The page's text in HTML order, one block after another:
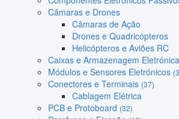
Câmaras e Drones
Câmaras de Ação
Drones e Quadricópteros
Helicópteros e Aviões RC
Caixas e Armazenagem Eletrónica
Módulos e Sensores Eletrónicos
Conectores e Terminais (37)
Cablagem Elétrica
PCB e Protoboard (32)